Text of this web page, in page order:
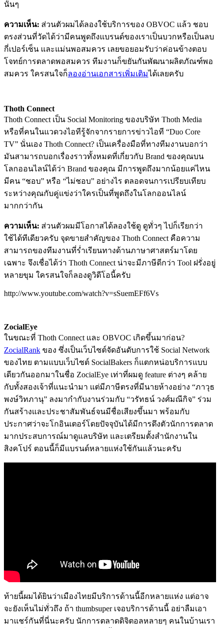
นั้นๆ
ความเห็น: ส่วนตัวผมได้ลองใช้บริการของ OBVOC แล้ว ชอบ
ตรงส่วนที่วัดได้ว่ามีคนพูดถึงแบรนด์ของเราเป็นบวกหรือเป็นลบ
กี่เปอร์เซ็น และแม่นพอสมควร เลยขอยอมรับว่าค่อนข้างตอบ
โจทย์การตลาดพอสมควร ทีมงานก็ขยันกันพัฒนาผลิตภัณฑ์พอ
สมควร ใครสนใจก็ลองอ่านเอกสารเพิ่มเติมได้เลยครับ
Thoth Connect
Thoth Connect เป็น Social Monitoring ของบริษัท Thoth Media
หรือที่คนในแวดวงไอทีรู้จักจากรายการข่าวไอที “Duo Core
TV” นั่นเอง Thoth Connect? เป็นเครื่องมือที่ทางทีมงานบอกว่า
มันสามารถบอกเรื่องราวทั้งหมดที่เกี่ยวกับ Brand ของคุณบน
โลกออนไลน์ได้ว่า Brand ของคุณ มีการพูดถึงมากน้อยแค่ไหน
มีคน “ชอบ” หรือ “ไม่ชอบ” อย่างไร ตลอดจนการเปรียบเทียบ
ระหว่างคุณกับคู่แข่งว่าใครเป็นที่พูดถึงในโลกออนไลน์
มากกว่ากัน
ความเห็น: ส่วนตัวผมมีโอกาสได้ลองใช้ดู ดูทั่วๆ ไปก็เรียกว่า
ใช้ได้ทีเดียวครับ จุดขายสำคัญของ Thoth Connect คือความ
สามารถของทีมงานที่ร่ำเรียนทางด้านภาษาศาสตร์มาโดย
เฉพาะ จึงเชื่อได้ว่า Thoth Connect น่าจะมีภาษีดีกว่า Tool ฝรั่งอยู่
หลายขุม ใครสนใจก็ลองดูวิดีโอนี้ครับ
http://www.youtube.com/watch?v=sSuemEFf6Vs
ZocialEye
ในขณะที่ Thoth Connect และ OBVOC เกิดขึ้นมาก่อน?
ZocialRank ของ ซึ่งเป็นเว็บไซต์จัดอันดับการใช้ Social Network
ของไทย ตามแบบเว็บไซต์ SocialBakers ก็แตกหน่อบริการแบบ
เดียวกันออกมาในชื่อ ZocialEye เท่าที่ผมดู feature ต่างๆ คล้าย
กับทั้งสองเจ้าที่แนะนำมา แต่มีภาษีตรงที่มีนายห้างอย่าง “ภาวุธ
พงษ์วิทภานุ” ลงมากำกับงานร่วมกับ “วรัทธน์ วงศ์มณีกิจ” ร่วม
กันสร้างและประชาสัมพันธ์จนมีชื่อเสียงขึ้นมา พร้อมกับ
ประกาศว่าจะโกอินเตอร์โดยปัจจุบันได้มีการดึงตัวนักการตลาด
มากประสบการณ์มาดูแลบริษัท และเตรียมตั้งสำนักงานใน
สิงคโปร์ ตอนนี้ก็มีแบรนด์หลายแห่งใช้กันแล้วนะครับ
ท้ายนี้ผมได้ยินว่าเมืองไทยมีบริการด้านนี้อีกหลายแห่ง แต่อาจ
จะยังเห็นไม่ทั่วถึง ถ้า thumbsuper เจอบริการด้านนี้ อย่าลืมเอา
มาแชร์กันที่นี่นะครับ นักการตลาดดิจิตอลหลายๆ คนในบ้านเรา